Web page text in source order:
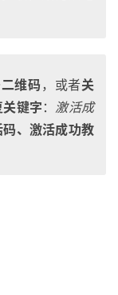
维码，或者关
关键字： 激活成
、激活成功教